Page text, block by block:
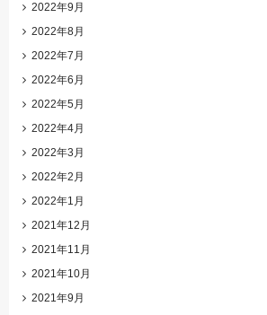
2022年9月
2022年8月
2022年7月
2022年6月
2022年5月
2022年4月
2022年3月
2022年2月
2022年1月
2021年12月
2021年11月
2021年10月
2021年9月